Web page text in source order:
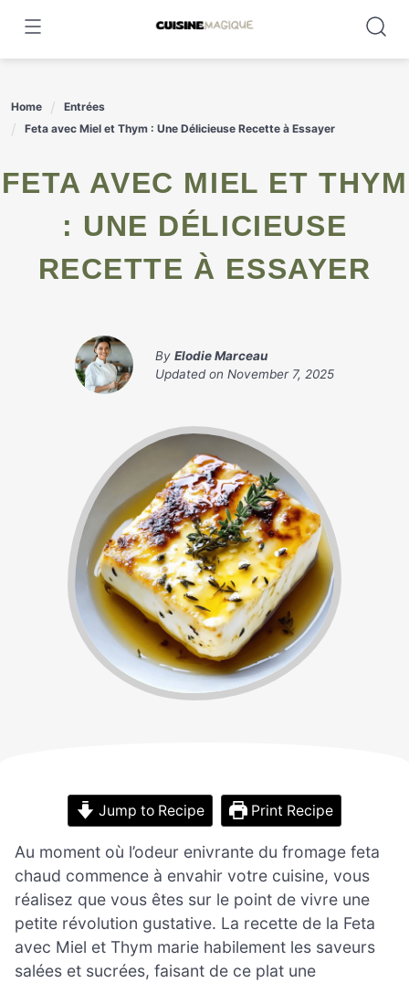
content
Home
Entrées
Feta avec Miel et Thym : Une Délicieuse Recette à Essayer
FETA AVEC MIEL ET THYM
: UNE DÉLICIEUSE
RECETTE À ESSAYER
By Elodie Marceau
Updated on November 7, 2025
Jump to Recipe Print Recipe
Au moment où l’odeur enivrante du fromage feta
chaud commence à envahir votre cuisine, vous
réalisez que vous êtes sur le point de vivre une
petite révolution gustative. La recette de la Feta
avec Miel et Thym marie habilement les saveurs
salées et sucrées, faisant de ce plat une